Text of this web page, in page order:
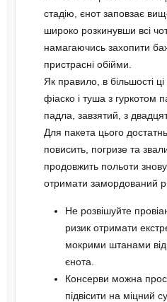
стадію, єнот заповзає
широко розкинувши всі
намагаючись захопити
пристрасні обійми.
Як правило, в більшості
фіаско і туша з гуркотом
падла, завзятий, з
Для пакета цього
повисить, погризе та
продовжить польоти
отримати замордований
Не розвішуйте
ризик отримати
мокрими штанами
єнота.
Консерви можна
підвісити на міцний